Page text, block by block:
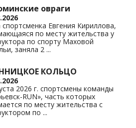
овраги
Евгения Кириллова,
по месту жительства у
по спорту Маховой
заняла 2 ...
КОЛЬЦО
2026 г. спортсмены команды
RUN», часть которых
по месту жительства с
по ...